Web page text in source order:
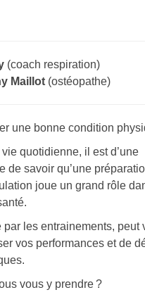
(coach respiration)
Maillot (ostéopathe)
une bonne condition
quotidienne, il est d’une
de savoir qu’une
joue un grand rôle
les entrainements, peut
vos performances et de
vous y prendre ?